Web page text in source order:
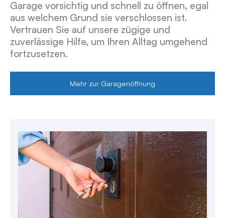
Garage vorsichtig und schnell zu öffnen, egal
aus welchem Grund sie verschlossen ist.
Vertrauen Sie auf unsere zügige und
zuverlässige Hilfe, um Ihren Alltag umgehend
fortzusetzen.
Mehr zur Garagenöffnung